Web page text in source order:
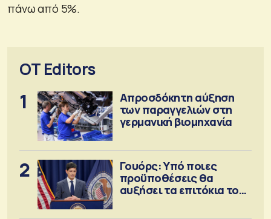
πάνω από 5%.
OT Editors
1
Απροσδόκητη αύξηση
των παραγγελιών στη
γερμανική βιομηχανία
2
Γουόρς: Υπό ποιες
προϋποθέσεις θα
αυξήσει τα επιτόκια τον